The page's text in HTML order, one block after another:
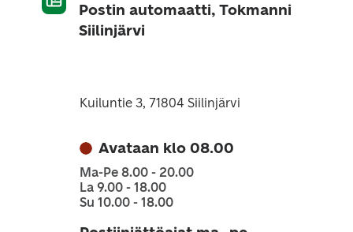
Postin automaatti, Tokmanni
Siilinjärvi
Kuiluntie 3, 71804 Siilinjärvi
Avataan klo 08.00
Ma-Pe 8.00 - 20.00
La 9.00 - 18.00
Su 10.00 - 18.00